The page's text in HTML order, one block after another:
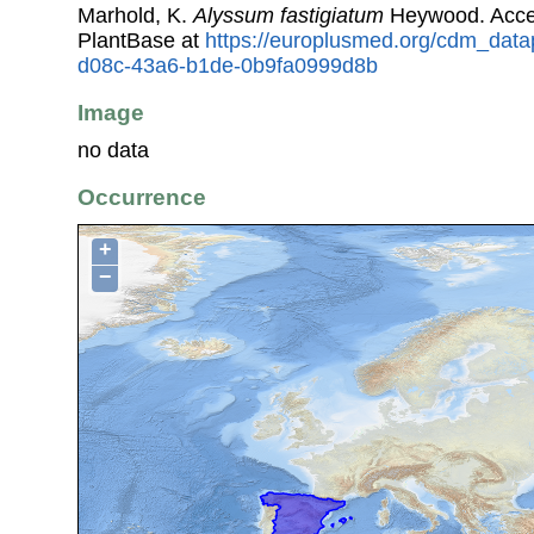
Marhold, K. Alyssum fastigiatum Heywood.
PlantBase at https://europlusmed.org/
d08c-43a6-b1de-0b9fa0999d8b
Image
no data
Occurrence
+
−